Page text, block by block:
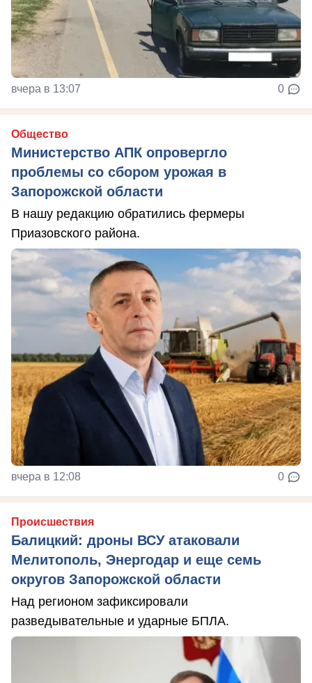
вчера в 13:07 0
Общество
Министерство АПК опровергло
проблемы со сбором урожая в
Запорожской области
В нашу редакцию обратились фермеры
Приазовского района.
вчера в 12:08 0
Происшествия
Балицкий: дроны ВСУ атаковали
Мелитополь, Энергодар и еще семь
округов Запорожской области
Над регионом зафиксировали
разведывательные и ударные БПЛА.